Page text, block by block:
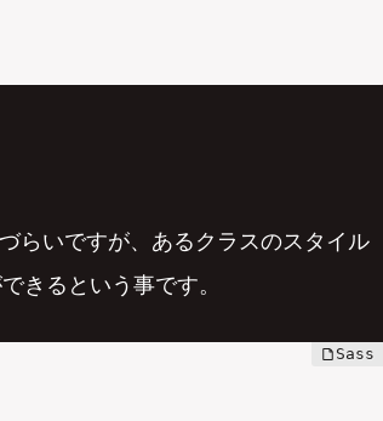
らいですが、あるクラスのスタイル
きるという事です。